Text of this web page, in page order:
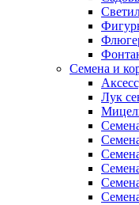
Семена и
Лук